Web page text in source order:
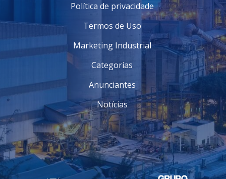
Política de privacidade
Termos de Uso
Marketing Industrial
Categorias
Anunciantes
Notícias